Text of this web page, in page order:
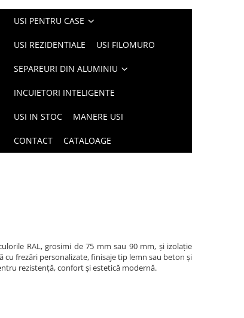
USI PENTRU CASE
USI REZIDENTIALE USI FILOMURO
SEPAREURI DIN ALUMINIU
INCUIETORI INTELIGENTE
USI IN STOC MANERE USI
CONTACT CATALOAGE
RAL, grosimi de 75 mm sau 90 mm, și izolație
cu frezări personalizate, finisaje tip lemn sau beton și
rezistență, confort și estetică modernă.